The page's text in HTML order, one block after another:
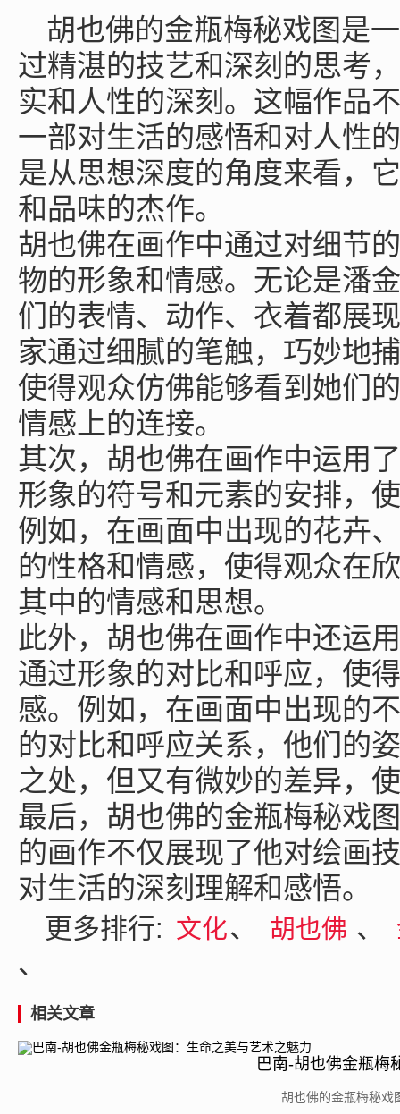
胡也佛的金瓶梅秘戏图是
过精湛的技艺和深刻的思考
实和人性的深刻。这幅作品
一部对生活的感悟和对人性
是从思想深度的角度来看，
和品味的杰作。
胡也佛在画作中通过对细节
物的形象和情感。无论是潘
们的表情、动作、衣着都展
家通过细腻的笔触，巧妙地
使得观众仿佛能够看到她们
情感上的连接。
其次，胡也佛在画作中运用
形象的符号和元素的安排，
例如，在画面中出现的花卉
的性格和情感，使得观众在
其中的情感和思想。
此外，胡也佛在画作中还运
通过形象的对比和呼应，使
感。例如，在画面中出现的
的对比和呼应关系，他们的
之处，但又有微妙的差异，
最后，胡也佛的金瓶梅秘戏
的画作不仅展现了他对绘画
对生活的深刻理解和感悟。
更多排行: 文化、 胡也佛 、
、
相关文章
巴南-胡也佛金瓶梅
胡也佛的金瓶梅秘戏